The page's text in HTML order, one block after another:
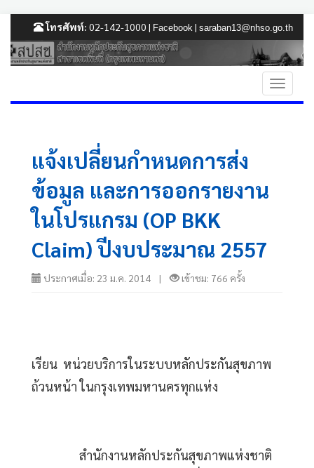
โทรศัพท์: 02-142-1000 | Facebook | saraban13@nhso.go.th
แจ้งเปลี่ยนกำหนดการส่ง
ข้อมูล และการออกรายงาน
ในโปรแกรม (OP BKK
Claim) ปีงบประมาณ 2557
ประกาศเมื่อ: 23 ม.ค. 2014 | เข้าชม: 766 ครั้ง
เรียน  หน่วยบริการในระบบหลักประกันสุขภาพ
ถ้วนหน้า ในกรุงเทพมหานครทุกแห่ง
สำนักงานหลักประกันสุขภาพแห่งชาติ